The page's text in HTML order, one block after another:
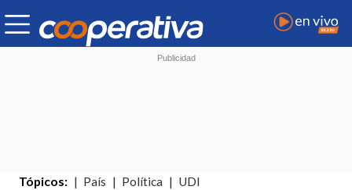
Tópicos: País Política UDI